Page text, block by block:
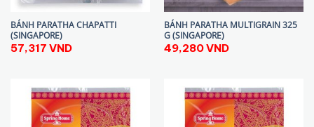
BÁNH PARATHA CHAPATTI
(SINGAPORE)
57,317 VND
BÁNH PARATHA MULTIGRAIN 325
G (SINGAPORE)
49,280VND